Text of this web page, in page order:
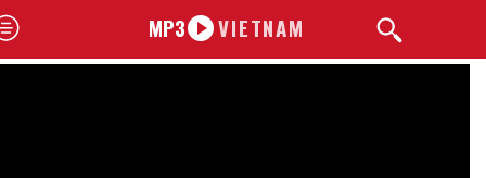
MP3 VIETNAM